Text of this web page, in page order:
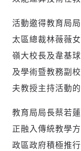
活動邀得教育局
太區總裁林薇薇
嶺大校長及韋基
及學術暨教務副
夫教授主持活動
教育局局長蔡若
正融入傳統教學
政區政府積極推